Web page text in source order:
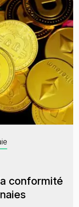
conformité